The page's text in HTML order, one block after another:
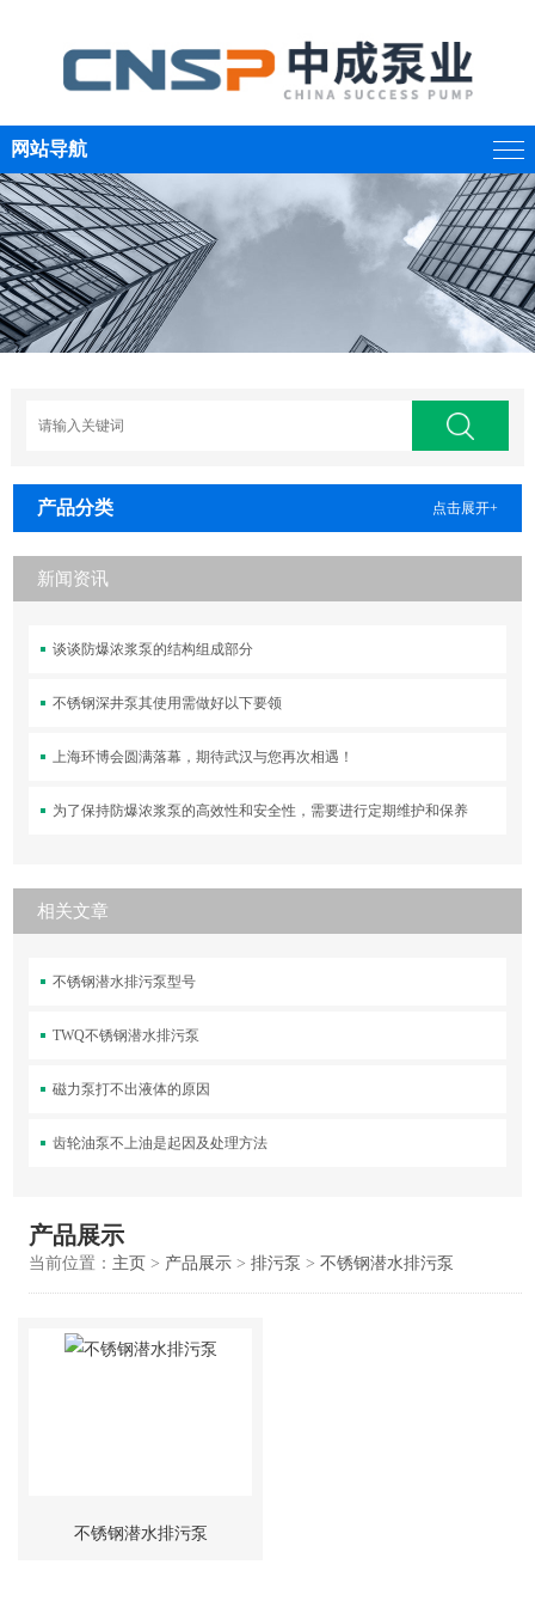
网站导航
产品分类 点击展开+
新闻资讯
谈谈防爆浓浆泵的结构组成部分
不锈钢深井泵其使用需做好以下要领
上海环博会圆满落幕，期待武汉与您再次相遇！
为了保持防爆浓浆泵的高效性和安全性，需要进行定期维护和保养
相关文章
不锈钢潜水排污泵型号
TWQ不锈钢潜水排污泵
磁力泵打不出液体的原因
齿轮油泵不上油是起因及处理方法
产品展示
当前位置： 主页 > 产品展示> 排污泵 > 不锈钢潜水排污泵
不锈钢潜水排污泵